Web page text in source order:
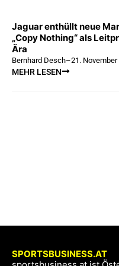
Jaguar enthüllt neue
„Copy Nothing“ als
Ära
Bernhard Desch–21. November
MEHR LESEN
SPORTSBUSINESS.AT